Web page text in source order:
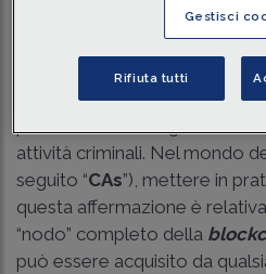
2 min.
Come noto, seguire ilflusso
attività criminali. Nel mondo
seguito “CAs”), mettere in
questa affermazione è
“nodo” completo della
può essere acquisito da
Gestisci
Rifiuta tutti